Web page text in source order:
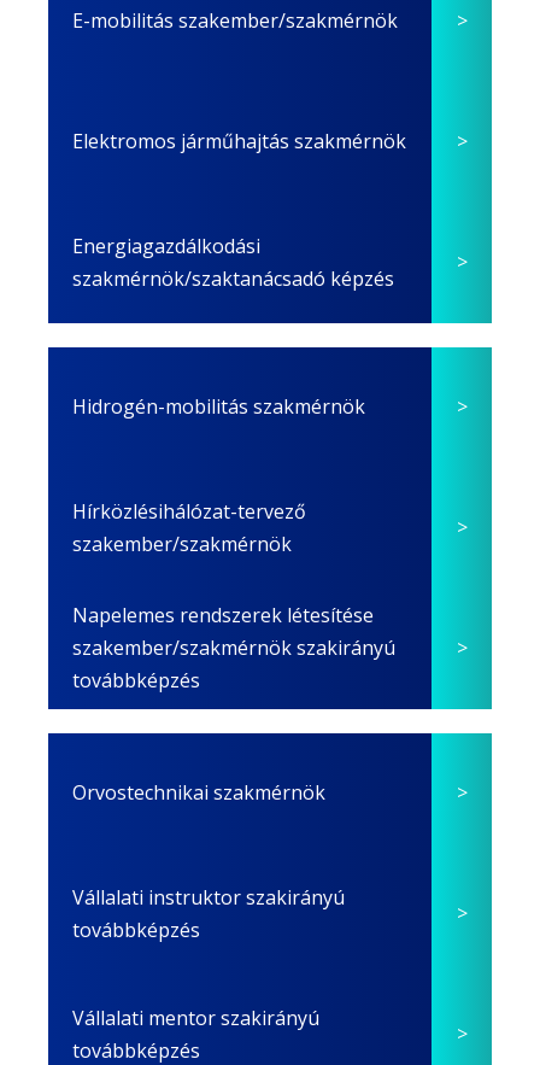
E-mobilitás szakember/szakmérnök
Elektromos járműhajtás szakmérnök
Energiagazdálkodási
szakmérnök/szaktanácsadó képzés
Hidrogén-mobilitás szakmérnök
Hírközlésihálózat-tervező
szakember/szakmérnök
Napelemes rendszerek létesítése
szakember/szakmérnök szakirányú
továbbképzés
Orvostechnikai szakmérnök
Vállalati instruktor szakirányú
továbbképzés
Vállalati mentor szakirányú
továbbképzés